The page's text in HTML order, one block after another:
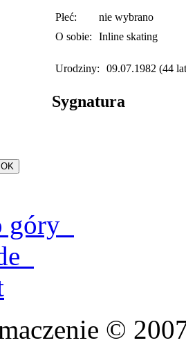
Płeć:
nie wybrano
O sobie:
Inline skating
Urodziny: 09.07.1982 (44
Sygnatura
góry
©